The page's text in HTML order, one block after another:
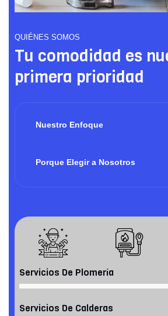
QUIÉNES SOMOS
Tu comodidad es
primera prioridad
Nuestro Enfoque
Porque Elegir a Nosotros
Servicios De Plomería
Servicios De Calderas